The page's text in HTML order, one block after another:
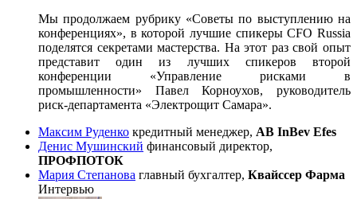
Мы продолжаем рубрику «Советы по выступлению на
конференциях», в которой лучшие спикеры CFO Russia
поделятся секретами мастерства. На этот раз свой опыт
представит один из лучших спикеров второй
конференции «Управление рисками в
промышленности» Павел Корноухов, руководитель
риск-департамента «Электрощит Самара».
Максим Руденко кредитный менеджер, AB InBev Efes
Денис Мушинский финансовый директор,
ПРОФПОТОК
Мария Степанова главный бухгалтер, Квайссер Фарма
Интервью